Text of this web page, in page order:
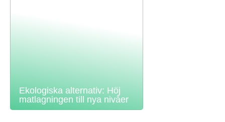
Ekologiska alternativ: Höj
matlagningen till nya nivåer